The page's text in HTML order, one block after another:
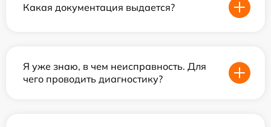
Какая документация выдается?
Я уже знаю, в чем неисправность. Для
чего проводить диагностику?